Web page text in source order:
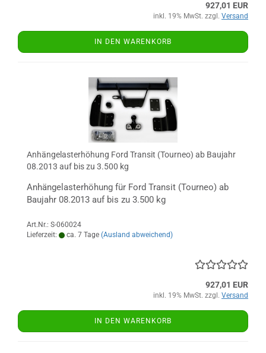
927,01 EUR
inkl. 19% MwSt. zzgl. Versand
IN DEN WARENKORB
Anhängelasterhöhung Ford Transit (Tourneo) ab Baujahr
08.2013 auf bis zu 3.500 kg
Anhängelasterhöhung für Ford Transit (Tourneo) ab
Baujahr 08.2013 auf bis zu 3.500 kg
Art.Nr.: S-060024
Lieferzeit:
ca. 7 Tage (Ausland abweichend)
927,01 EUR
inkl. 19% MwSt. zzgl. Versand
IN DEN WARENKORB